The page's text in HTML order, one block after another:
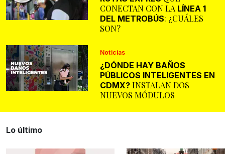
CONECTAN CON LA LÍNEA 1
DEL METROBÚS: ¿CUÁLES
SON?
Noticias
¿DÓNDE HAY BAÑOS
PÚBLICOS INTELIGENTES EN
CDMX?INSTALAN DOS
NUEVOS MÓDULOS
Lo último